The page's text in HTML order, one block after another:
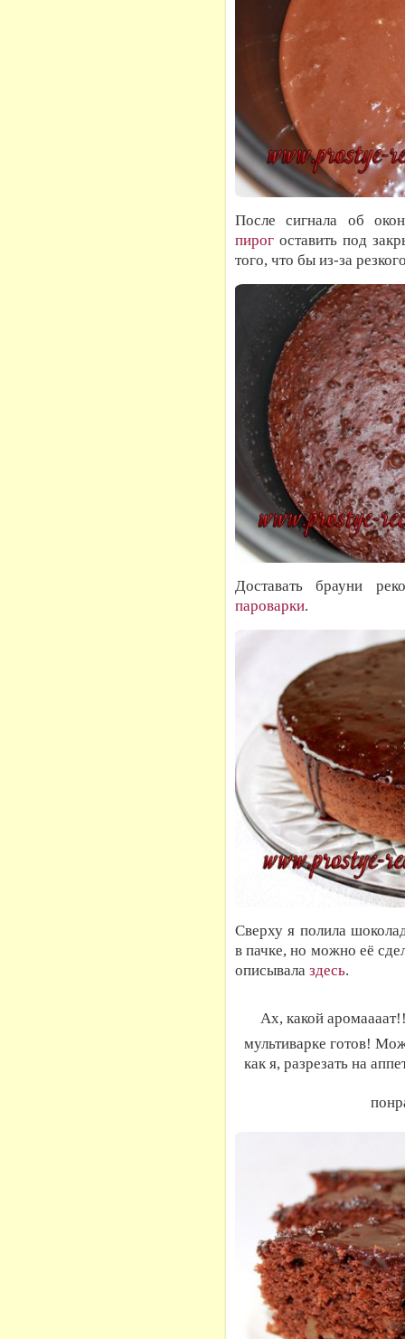
После сигнала об
пирог оставить под
того, что бы из-за
Доставать брауни
пароварки.
Сверху я полила
в пачке, но можно её
описывала здесь.
Ах, какой
мультиварке готов!
как я, разрезать на